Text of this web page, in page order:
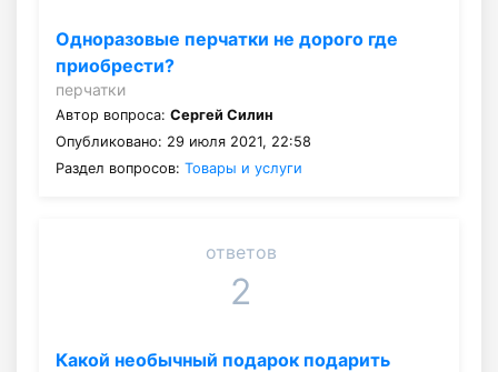
Одноразовые перчатки не дорого где
приобрести?
перчатки
Автор вопроса: Сергей Силин
Опубликовано: 29 июля 2021, 22:58
Раздел вопросов: Товары и услуги
ответов
2
Какой необычный подарок подарить